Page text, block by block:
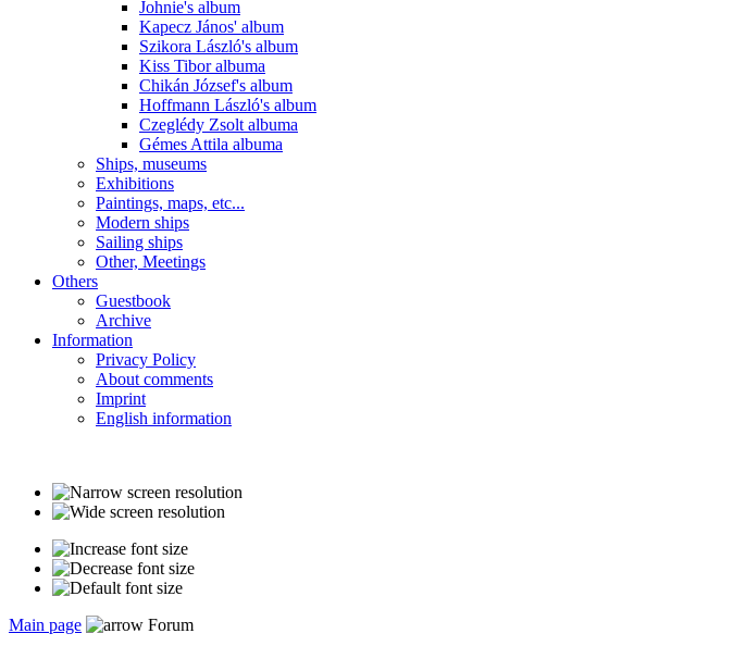
Johnie's album
Kapecz János' album
Szikora László's album
Kiss Tibor albuma
Chikán József's album
Hoffmann László's album
Czeglédy Zsolt albuma
Gémes Attila albuma
Ships, museums
Exhibitions
Paintings, maps, etc...
Modern ships
Sailing ships
Other, Meetings
Others
Guestbook
Archive
Information
Privacy Policy
About comments
Imprint
English information
Main page
Forum